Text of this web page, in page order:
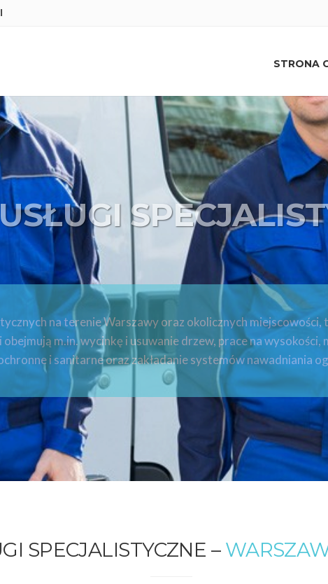
STRONA
na terenie Warszawy oraz okolicznych
m.in. wycinkę i usuwanie drzew, prace na
i sanitarne oraz zakładanie systemów nawadniania
SPECJALISTYCZNE –